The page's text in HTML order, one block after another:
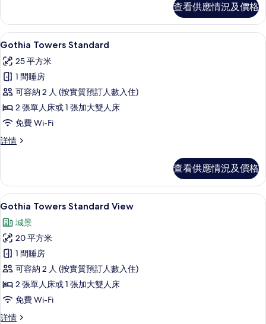
25
years)
的
相
片
years)
詳
情
特
大
雙
人
床,
城
市
景
(Free
的
相
片
1
張
特
雙
人
城
市
景
(Free
Spa
查看供應情況及價格
載
入
所
有
Gothia
Towers
Standard
的
7
Gothia Towers Standard
25 平方米
1 間睡房
可容納 2 人 (按實質預訂人數入住)
2 張單人床或 1 張加大雙人床
免費 Wi-Fi
詳情
Gothia
情
查看供應情況及價格
載
入
所
有
Gothia
Towers
Standard
View
的
Gothia Towers Standard View | 防敏
7
Gothia Towers Standard View
城景
20 平方米
1 間睡房
可容納 2 人 (按實質預訂人數入住)
2 張單人床或 1 張加大雙人床
免費 Wi-Fi
詳情
Gothia